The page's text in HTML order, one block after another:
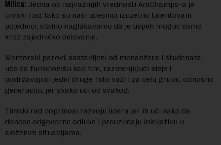
Milica: Jedna od najvažnijih vrednosti AmChamps-a je
timski rad. Iako su naši učesnici izuzetno talentovani
pojedinci, stalno naglašavamo da je uspeh moguć samo
kroz zajedničko delovanje.
Mentorski parovi, sastavljeni od menadžera i studenata,
uče da funkcionišu kao tim, razmenjujući ideje i
podržavajući jedni druge. Isto važi i za celu grupu, odnosno
generaciju, jer svako uči od svakog.
Timski rad doprinosi razvoju lidera jer ih uči kako da
donose odgovorne odluke i preuzimaju inicijativu u
složenim situacijama.